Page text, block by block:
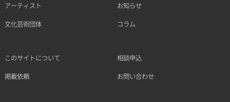
アーティスト
文化芸術団体
お知らせ
コラム
このサイトについて
掲載依頼
相談申込
お問い合わせ